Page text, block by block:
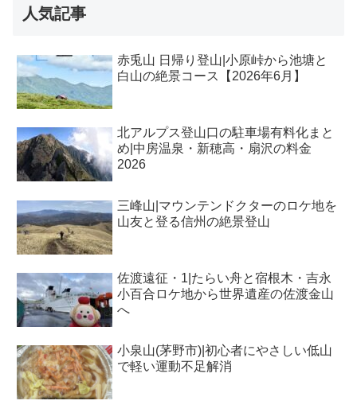
人気記事
赤兎山 日帰り登山|小原峠から池塘と
白山の絶景コース【2026年6月】
北アルプス登山口の駐車場有料化まと
め|中房温泉・新穂高・扇沢の料金
2026
三峰山|マウンテンドクターのロケ地を
山友と登る信州の絶景登山
佐渡遠征・1|たらい舟と宿根木・吉永
小百合ロケ地から世界遺産の佐渡金山
へ
小泉山(茅野市)|初心者にやさしい低山
で軽い運動不足解消